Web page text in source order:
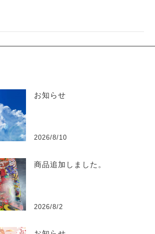
お知らせ
2026/8/10
商品追加しました。
2026/8/2